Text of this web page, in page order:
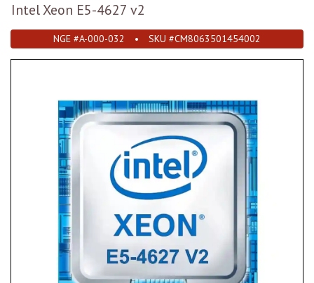
Intel Xeon E5-4627 v2
NGE #A-000-032 • SKU #CM8063501454002